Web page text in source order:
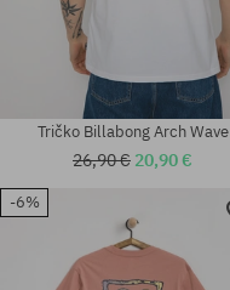
Dostupné veľkosti:
Tričko Billabong Arch Wave
26,90 € 20,90 €
-6%